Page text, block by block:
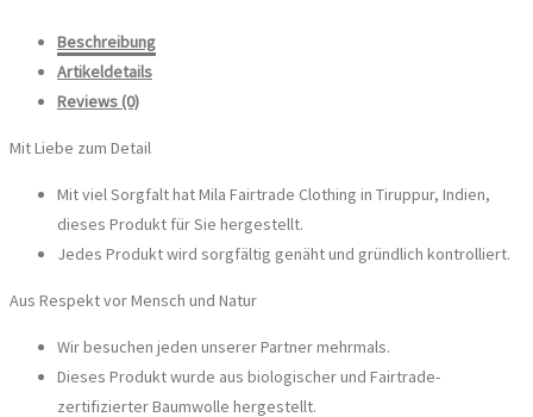
Beschreibung
Artikeldetails
Reviews (0)
Mit Liebe zum Detail
Mit viel Sorgfalt hat Mila Fairtrade Clothing in Tiruppur, Indien,
dieses Produkt für Sie hergestellt.
Jedes Produkt wird sorgfältig genäht und gründlich kontrolliert.
Aus Respekt vor Mensch und Natur
Wir besuchen jeden unserer Partner mehrmals.
Dieses Produkt wurde aus biologischer und Fairtrade-
zertifizierter Baumwolle hergestellt.